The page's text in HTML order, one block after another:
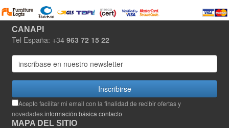
CANAPI
Tel España: +34 963 72 15 22
Inscribirse
Acepto facilitar mi email con la finalidad de recibir ofertas y
novedades.información básica contacto
MAPA DEL SITIO